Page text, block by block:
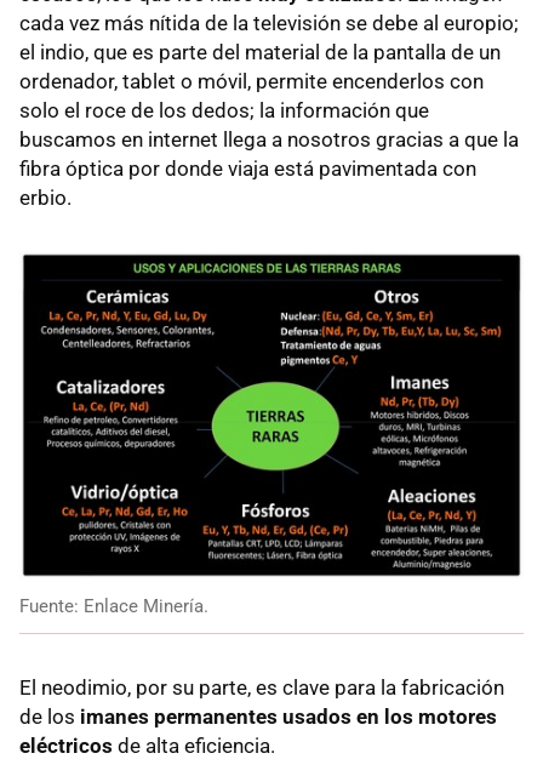
cada vez más nítida de la televisión se debe al europio;
el indio, que es parte del material de la pantalla de un
ordenador, tablet o móvil, permite encenderlos con
solo el roce de los dedos; la información que
buscamos en internet llega a nosotros gracias a que la
fibra óptica por donde viaja está pavimentada con
erbio.
Fuente: Enlace Minería.
El neodimio, por su parte, es clave para la fabricación
de los imanes permanentes usados en los motores
eléctricos de alta eficiencia.